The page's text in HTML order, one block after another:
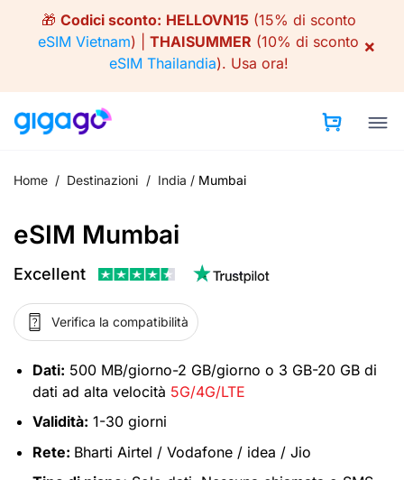
content
🎁 Codici sconto: HELLOVN15(15% di sconto
eSIM Vietnam) | THAISUMMER (10% di sconto
eSIM Thailandia). Usa ora!
×
Home / Destinazioni / India / Mumbai
eSIM Mumbai
Excellent
Verifica la compatibilità
Dati: 500 MB/giorno-2 GB/giorno o 3 GB-20 GB di
dati ad alta velocità 5G/4G/LTE
Validità: 1-30 giorni
Rete: Bharti Airtel / Vodafone / idea / Jio